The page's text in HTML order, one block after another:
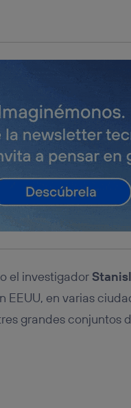
el investigador
en varias
grandes conjuntos
ancha(p. ej., Wi-Fi),
de navegación
del usuario del móvil.
Utiq seleccionando
el portal de
la política de privacidad